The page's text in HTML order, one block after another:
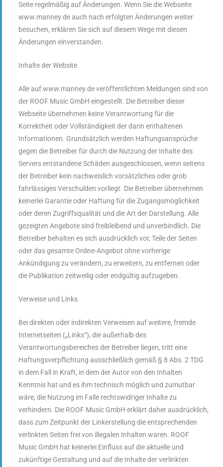
Seite regelmäßig auf Änderungen. Wenn Sie die Webseite
www.manney.de auch nach erfolgten Änderungen weiter
besuchen, erklären Sie sich auf diesem Wege mit diesen
Änderungen einverstanden.
Inhalte der Website
Alle auf www.manney.de veröffentlichten Meldungen sind von
der ROOF Music GmbH eingestellt. Die Betreiber dieser
Webseite übernehmen keine Verantwortung für die
Korrektheit oder Vollständigkeit der darin enthaltenen
Informationen. Grundsätzlich werden Haftungsansprüche
gegen die Betreiber für durch die Nutzung der Inhalte des
Servers entstandene Schäden ausgeschlossen, wenn seitens
der Betreiber kein nachweislich vorsätzliches oder grob
fahrlässiges Verschulden vorliegt. Die Betreiber übernehmen
keinerlei Garantie oder Haftung für die Zugangsmöglichkeit
oder deren Zugriffsqualität und die Art der Darstellung. Alle
gezeigten Angebote sind freibleibend und unverbindlich. Die
Betreiber behalten es sich ausdrücklich vor, Teile der Seiten
oder das gesamte Online-Angebot ohne vorherige
Ankündigung zu verändern, zu erweitern, zu entfernen oder
die Publikation zeitweilig oder endgültig aufzugeben.
Verweise und Links
Bei direkten oder indirekten Verweisen auf weitere, fremde
Internetseiten („Links“), die außerhalb des
Verantwortungsbereiches der Betreiber liegen, tritt eine
Haftungsverpflichtung ausschließlich gemäß § 8 Abs. 2 TDG
in dem Fall in Kraft, in dem der Autor von den Inhalten
Kenntnis hat und es ihm technisch möglich und zumutbar
wäre, die Nutzung im Falle rechtswidriger Inhalte zu
verhindern. Die ROOF Music GmbH erklärt daher ausdrücklich,
dass zum Zeitpunkt der Linkerstellung die entsprechenden
verlinkten Seiten frei von illegalen Inhalten waren. ROOF
Music GmbH hat keinerlei Einfluss auf die aktuelle und
zukünftige Gestaltung und auf die Inhalte der verlinkten